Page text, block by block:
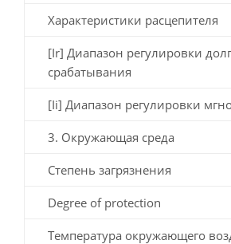
Характеристики расцепителя
[Ir] Диапазон регулировки
срабатывания
[Ii] Диапазон регулировки
3. Окружающая среда
Степень загрязнения
Degree of protection
Температура окружающего